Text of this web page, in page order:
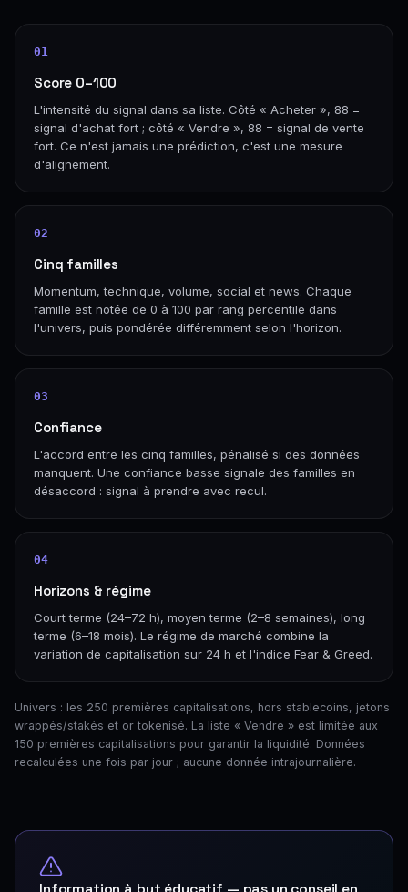
01
Score 0–100
L'intensité du signal dans sa liste. Côté « Acheter », 88 =
signal d'achat fort ; côté « Vendre », 88 = signal de vente
fort. Ce n'est jamais une prédiction, c'est une mesure
d'alignement.
02
Cinq familles
Momentum, technique, volume, social et news. Chaque
famille est notée de 0 à 100 par rang percentile dans
l'univers, puis pondérée différemment selon l'horizon.
03
Confiance
L'accord entre les cinq familles, pénalisé si des données
manquent. Une confiance basse signale des familles en
désaccord : signal à prendre avec recul.
04
Horizons & régime
Court terme (24–72 h), moyen terme (2–8 semaines), long
terme (6–18 mois). Le régime de marché combine la
variation de capitalisation sur 24 h et l'indice Fear & Greed.
Univers : les 250 premières capitalisations, hors stablecoins, jetons
wrappés/stakés et or tokenisé. La liste « Vendre » est limitée aux
150 premières capitalisations pour garantir la liquidité. Données
recalculées une fois par jour ; aucune donnée intrajournalière.